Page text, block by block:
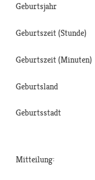
Geburtsjahr
Geburtszeit (Stunde)
Geburtszeit (Minuten)
Geburtsland
Geburtsstadt
Mitteilung: